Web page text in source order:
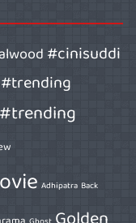
#cinisuddi
Adhipatra Back